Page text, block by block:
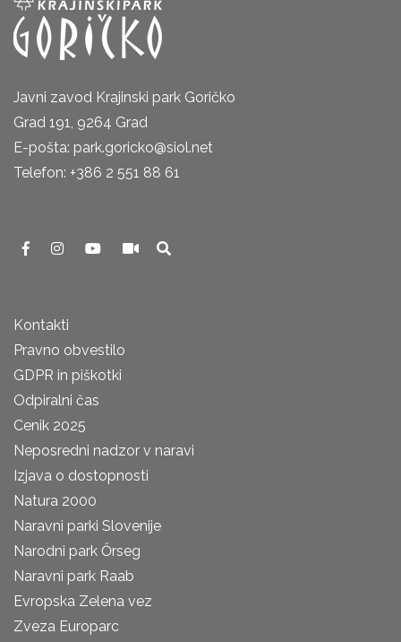
Javni zavod Krajinski park Goričko
Grad 191, 9264 Grad
E-pošta: park.goricko@siol.net
Telefon: +386 2 551 88 61
Kontakti
Pravno obvestilo
GDPR in piškotki
Odpiralni čas
Cenik 2025
Neposredni nadzor v naravi
Izjava o dostopnosti
Natura 2000
Naravni parki Slovenije
Narodni park Őrseg
Naravni park Raab
Evropska Zelena vez
Zveza Europarc